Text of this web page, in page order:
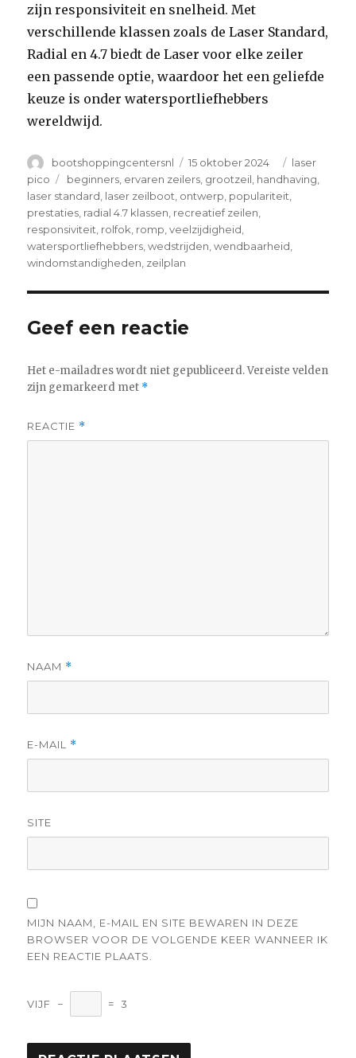
zijn responsiviteit en snelheid. Met
verschillende klassen zoals de Laser Standard,
Radial en 4.7 biedt de Laser voor elke zeiler
een passende optie, waardoor het een geliefde
keuze is onder watersportliefhebbers
wereldwijd.
Author
bootshoppingcentersnl
Posted
on
15 oktober 2024 Categories
laser
pico
Tags
beginners ervaren zeilers grootzeil handhaving
laser standard laser zeilboot ontwerp populariteit
prestaties radial 4.7 klassen recreatief zeilen
responsiviteit rolfok romp ,veelzijdigheid
watersportliefhebbers ,wedstrijden ,wendbaarheid
windomstandigheden zeilplan
Geef een reactie
Het e-mailadres wordt niet gepubliceerd. Vereiste velden
zijn gemarkeerd met *
REACTIE *
NAAM *
E-MAIL *
SITE
MIJN NAAM, E-MAIL EN SITE BEWAREN IN DEZE
BROWSER VOOR DE VOLGENDE KEER WANNEER IK
EEN REACTIE PLAATS.
VIJF − = 3